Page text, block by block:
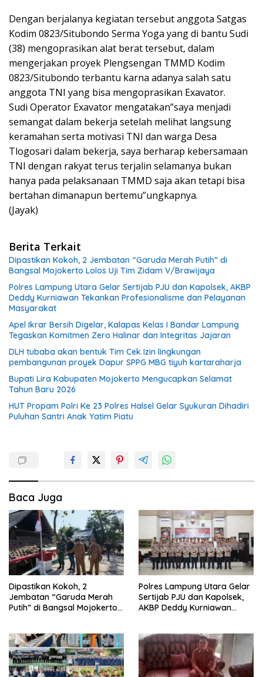
Dengan berjalanya kegiatan tersebut anggota Satgas
Kodim 0823/Situbondo Serma Yoga yang di bantu Sudi
(38) mengoprasikan alat berat tersebut, dalam
mengerjakan proyek Plengsengan TMMD Kodim
0823/Situbondo terbantu karna adanya salah satu
anggota TNI yang bisa mengoprasikan Exavator.
Sudi Operator Exavator mengatakan”saya menjadi
semangat dalam bekerja setelah melihat langsung
keramahan serta motivasi TNI dan warga Desa
Tlogosari dalam bekerja, saya berharap kebersamaan
TNI dengan rakyat terus terjalin selamanya bukan
hanya pada pelaksanaan TMMD saja akan tetapi bisa
bertahan dimanapun bertemu”ungkapnya.
(Jayak)
Berita Terkait
Dipastikan Kokoh, 2 Jembatan “Garuda Merah Putih” di
Bangsal Mojokerto Lolos Uji Tim Zidam V/Brawijaya
Polres Lampung Utara Gelar Sertijab PJU dan Kapolsek, AKBP
Deddy Kurniawan Tekankan Profesionalisme dan Pelayanan
Masyarakat
Apel Ikrar Bersih Digelar, Kalapas Kelas I Bandar Lampung
Tegaskan Komitmen Zero Halinar dan Integritas Jajaran
DLH tubaba akan bentuk Tim Cek Izin lingkungan
pembangunan proyek Dapur SPPG MBG tiyuh kartaraharja
Bupati Lira Kabupaten Mojokerto Mengucapkan Selamat
Tahun Baru 2026
HUT Propam Polri Ke 23 Polres Halsel Gelar Syukuran Dihadiri
Puluhan Santri Anak Yatim Piatu
Baca Juga
Dipastikan Kokoh, 2
Jembatan “Garuda Merah
Putih” di Bangsal Mojokerto
Polres Lampung Utara Gelar
Sertijab PJU dan Kapolsek,
AKBP Deddy Kurniawan